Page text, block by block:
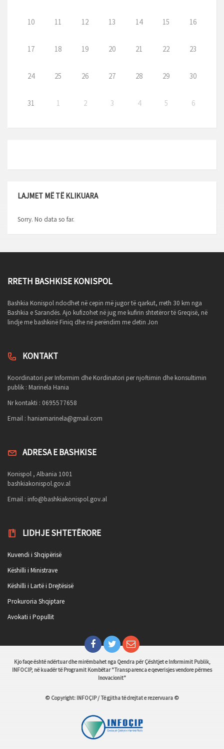
10 11 12 13 14 15 16
17 18 19 20 21 22 23
24 25 26 27 28 29 30
31 1 2 3 4 5 6
LAJMET MË TË KLIKUARA
Sorry. No data so far.
RRETH BASHKISE KONISPOL
Bashkia Konispol ndodhet në cepin më jugor të qarkut, rreth 30 km nga
Bashkia e Sarandës. Ajo kufizohet në jug me kufirin shtetëror të Greqisë, në
lindje me bashkinë Finiq dhe në perëndim me detin Jon
KONTAKT
Koordinatori per Informim dhe Kordinatori per njoftimin dhe konsultimin
publik : Marinela Hania
Nr kontakti : 0695577658
Email : haniamarinela@gmail.com
ADRESA E BASHKISE
Konispol , Albania 1001
bashkiakonispol.gov.al
Email : info@bashkiakonispol.gov.al
LIDHJE SHTETËRORE
Kuvendi i Shqipërisë
Këshilli i Ministrave
Këshilli i Lartë i Drejtësisë
Prokuroria Shqiptare
Avokati i Popullit
Kjo faqe është ndërtuar dhe mirëmbahet nga Qendra për Çështjet e Informimit Publik,
INFOCIP, në kuadër të Programit Kombëtar "Transparenca e qeverisjes vendore përmes
Inovacionit"
© Copyright: INFOÇIP / Të gjitha të drejtat e rezervuara ©